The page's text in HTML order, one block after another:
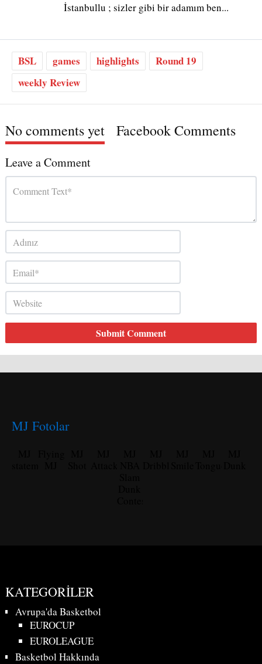
İstanbullu ; sizler gibi bir adamım ben...
BSL games highlights
Round 19
weekly Review
No comments yet Facebook Comments
Leave a Comment
MJ Fotolar
KATEGORILER
Avrupa'da Basketbol
EUROCUP
EUROLEAGUE
Basketbol Hakkında